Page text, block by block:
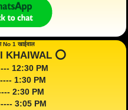
No 1 खाईवाल
KHAIWAL ⭕️
--- 12:30 PM
---- 1:30 PM
2:30 PM
3:05 PM